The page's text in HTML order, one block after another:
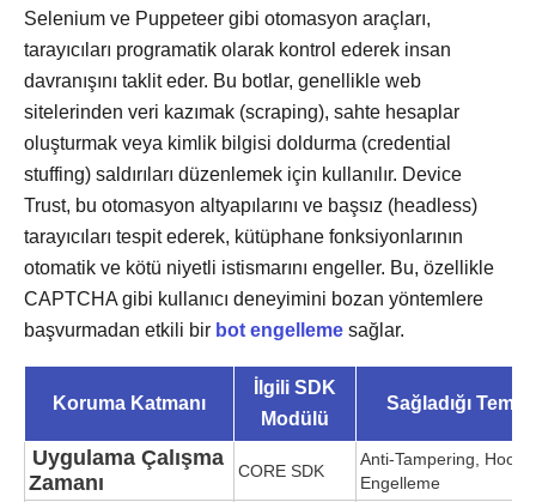
Selenium ve Puppeteer gibi otomasyon araçları,
tarayıcıları programatik olarak kontrol ederek insan
davranışını taklit eder. Bu botlar, genellikle web
sitelerinden veri kazımak (scraping), sahte hesaplar
oluşturmak veya kimlik bilgisi doldurma (credential
stuffing) saldırıları düzenlemek için kullanılır. Device
Trust, bu otomasyon altyapılarını ve başsız (headless)
tarayıcıları tespit ederek, kütüphane fonksiyonlarının
otomatik ve kötü niyetli istismarını engeller. Bu, özellikle
CAPTCHA gibi kullanıcı deneyimini bozan yöntemlere
başvurmadan etkili bir bot engelleme sağlar.
Koruma Katmanı
İlgili SDK
Modülü
Sağladığı
Uygulama Çalışma
Zamanı
CORE SDK
Anti-Tampering, Hook
Engelleme